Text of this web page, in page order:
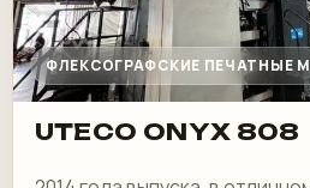
ФЛЕКСОГРАФСКИЕ ПЕЧАТНЫЕ
UTECO ONYX 808